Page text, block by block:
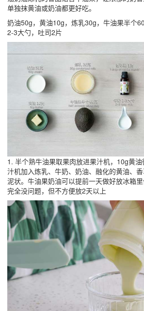
单独抹黄油或奶油都更好吃。
奶油50g，黄油10g，炼乳30g，牛油果半个
2-3大勺，吐司2片
1. 半个熟牛油果取果肉放进果汁机，10g黄
汁机加入炼乳、牛奶、奶油、融化的黄油、
泥状。牛油果奶油可以提前一天做好放冰箱
完全没问题，但不方便放2天以上